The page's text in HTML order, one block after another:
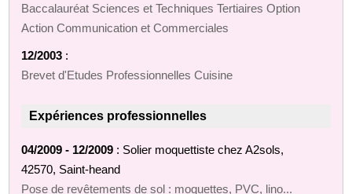
Baccalauréat Sciences et Techniques Tertiaires Option
Action Communication et Commerciales
12/2003 :
Brevet d'Etudes Professionnelles Cuisine
Expériences professionnelles
04/2009 - 12/2009 : Solier moquettiste chez A2sols,
42570, Saint-heand
Pose de revêtements de sol : moquettes, PVC, lino...